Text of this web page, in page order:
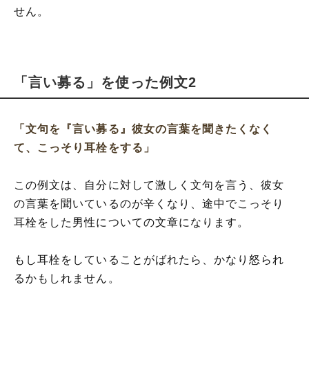
せん。
「言い募る」を使った例文2
「文句を『言い募る』彼女の言葉を聞きたくなく
て、こっそり耳栓をする」
この例文は、自分に対して激しく文句を言う、彼女
の言葉を聞いているのが辛くなり、途中でこっそり
耳栓をした男性についての文章になります。
もし耳栓をしていることがばれたら、かなり怒られ
るかもしれません。